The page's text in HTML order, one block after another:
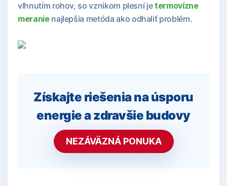
vlhnutím rohov, so vznikom plesní je termovízne
meranienajlepšia metóda ako odhaliť problém.
Získajte riešenia na úsporu
energie a zdravšie budovy
NEZÁVÄZNÁ PONUKA